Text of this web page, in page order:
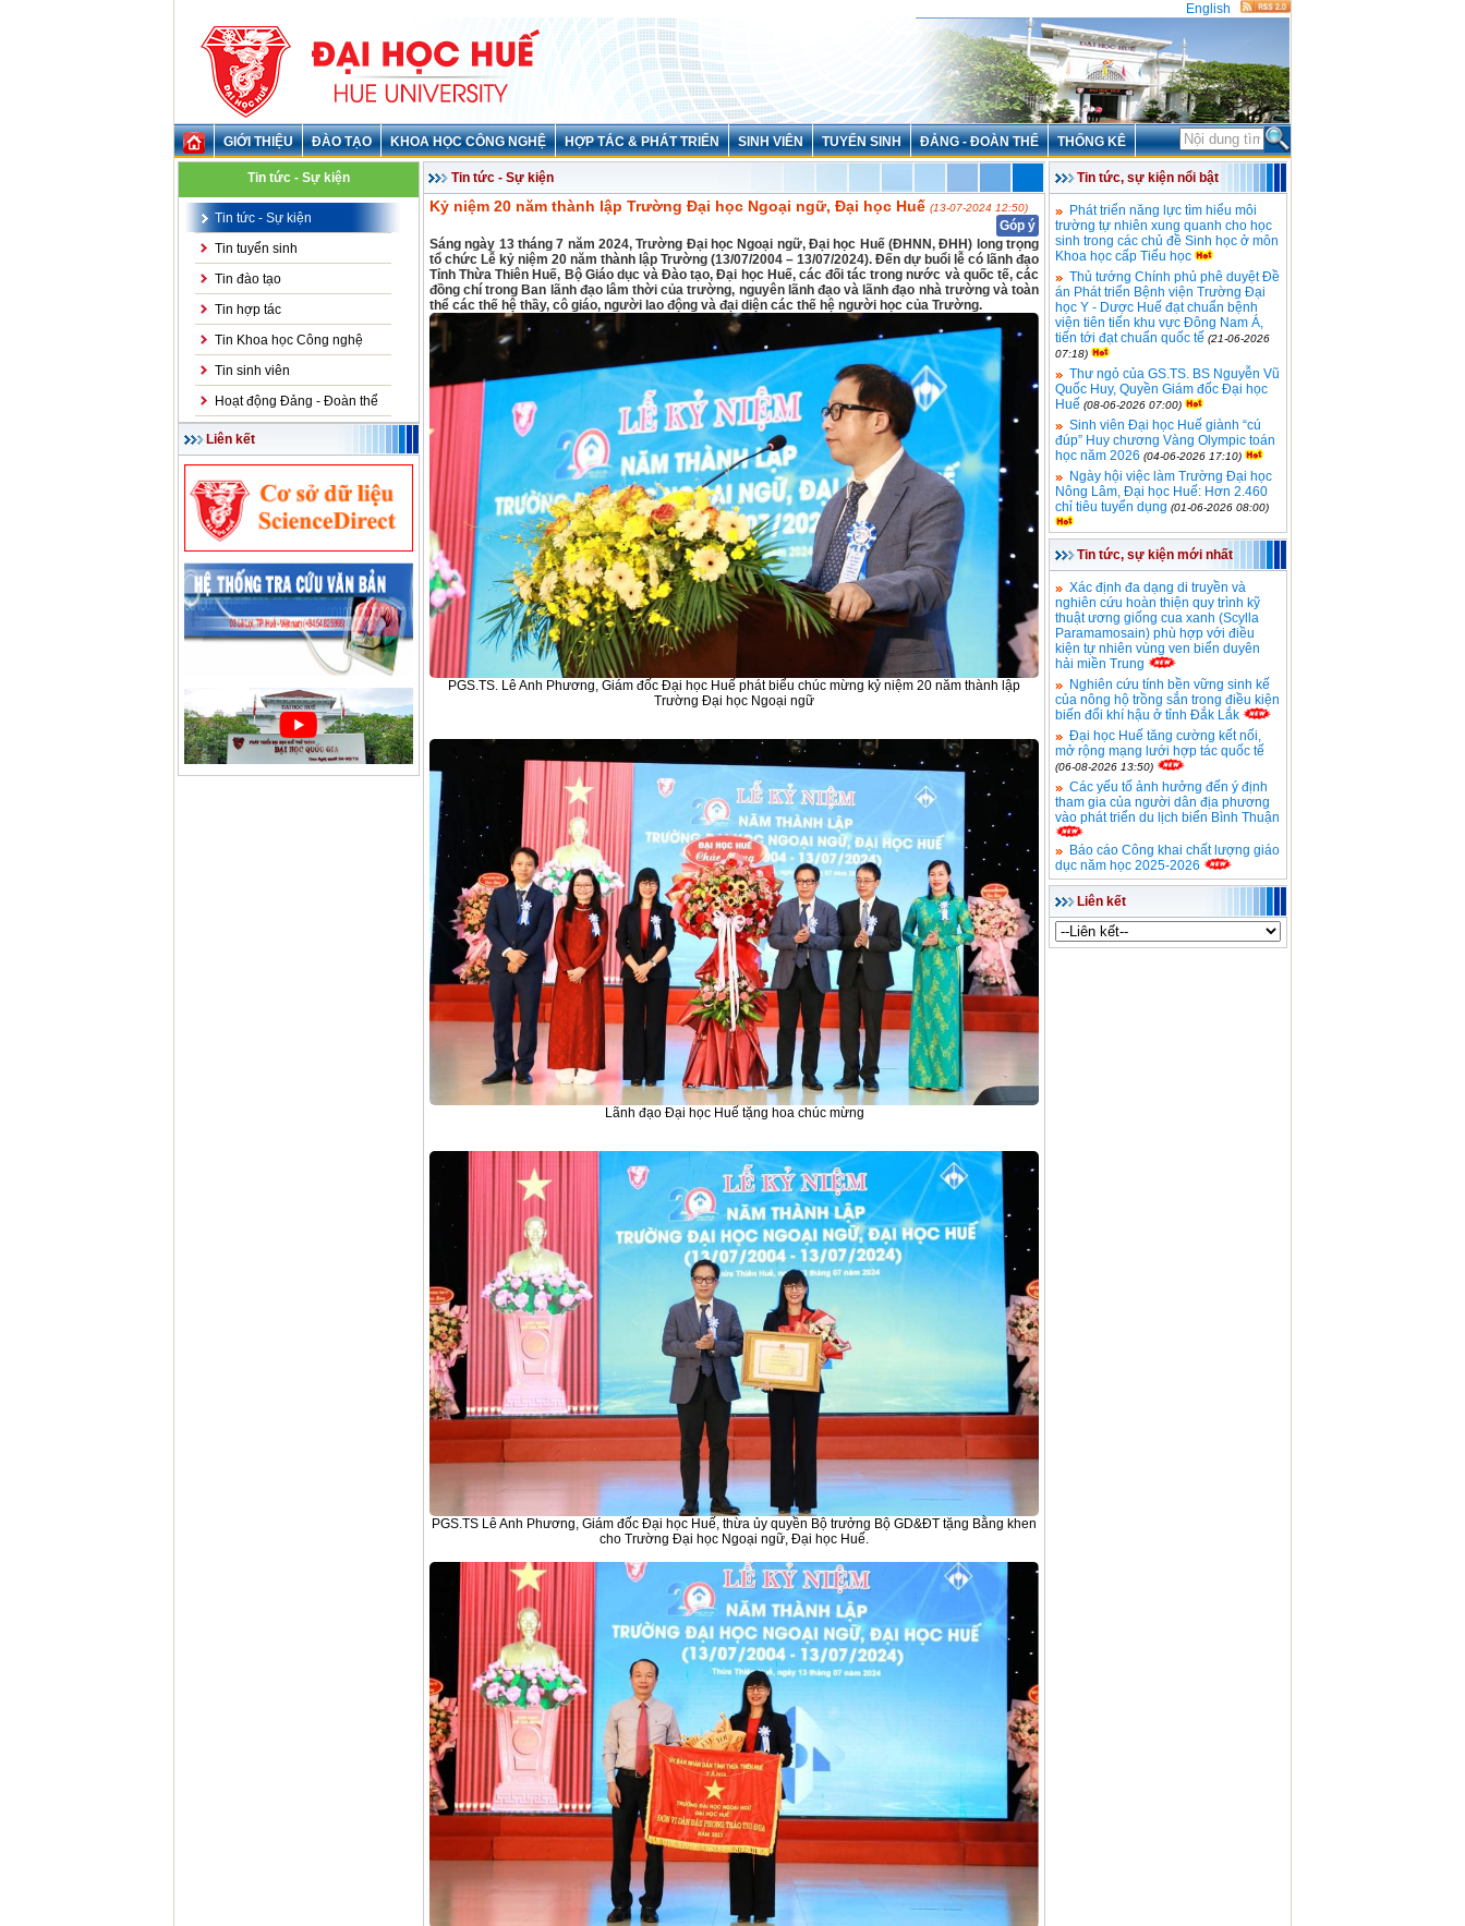
English
GIỚI THIỆU ĐÀO TẠO KHOA HỌC CÔNG NGHỆ HỢP TÁC & PHÁT TRIỂN SINH VIÊN TUYỂN SINH ĐẢNG - ĐOÀN THỂ THỐNG KÊ
Tin tức - Sự kiện
Tin tức - Sự kiện
Tin tuyển sinh
Tin đào tạo
Tin hợp tác
Tin Khoa học Công nghệ
Tin sinh viên
Hoạt động Đảng - Đoàn thể
Liên kết
Tin tức - Sự kiện
Kỷ niệm 20 năm thành lập Trường Đại học Ngoại ngữ, Đại học Huế (13-07-2024 12:50)
Góp ý
Sáng ngày 13 tháng 7 năm 2024, Trường Đại học Ngoại ngữ, Đại học Huế (ĐHNN, ĐHH) long trọng
tổ chức Lễ kỷ niệm 20 năm thành lập Trường (13/07/2004 – 13/07/2024). Đến dự buổi lễ có lãnh đạo
Tỉnh Thừa Thiên Huế, Bộ Giáo dục và Đào tạo, Đại học Huế, các đối tác trong nước và quốc tế, các
đồng chí trong Ban lãnh đạo lâm thời của trường, nguyên lãnh đạo và lãnh đạo nhà trường và toàn
thể các thế hệ thầy, cô giáo, người lao động và đại diện các thế hệ người học của Trường.
PGS.TS. Lê Anh Phương, Giám đốc Đại học Huế phát biểu chúc mừng kỷ niệm 20 năm thành lập
Trường Đại học Ngoại ngữ
Lãnh đạo Đại học Huế tặng hoa chúc mừng
PGS.TS Lê Anh Phương, Giám đốc Đại học Huế, thừa ủy quyền Bộ trưởng Bộ GD&ĐT tặng Bằng khen
cho Trường Đại học Ngoại ngữ, Đại học Huế.
Tin tức, sự kiện nổi bật
Phát triển năng lực tìm hiểu môi
trường tự nhiên xung quanh cho học
sinh trong các chủ đề Sinh học ở môn
Khoa học cấp Tiểu học
Thủ tướng Chính phủ phê duyệt Đề
án Phát triển Bệnh viện Trường Đại
học Y - Dược Huế đạt chuẩn bệnh
viện tiên tiến khu vực Đông Nam Á,
tiến tới đạt chuẩn quốc tế (21-06-2026
07:18)
Thư ngỏ của GS.TS. BS Nguyễn Vũ
Quốc Huy, Quyền Giám đốc Đại học
Huế (08-06-2026 07:00)
Sinh viên Đại học Huế giành “cú
đúp” Huy chương Vàng Olympic toán
học năm 2026 (04-06-2026 17:10)
Ngày hội việc làm Trường Đại học
Nông Lâm, Đại học Huế: Hơn 2.460
chỉ tiêu tuyển dụng (01-06-2026 08:00)
Tin tức, sự kiện mới nhất
Xác định đa dạng di truyền và
nghiên cứu hoàn thiện quy trình kỹ
thuật ương giống cua xanh (Scylla
Paramamosain) phù hợp với điều
kiện tự nhiên vùng ven biển duyên
hải miền Trung
Nghiên cứu tính bền vững sinh kế
của nông hộ trồng sắn trong điều kiện
biến đổi khí hậu ở tỉnh Đắk Lắk
Đại học Huế tăng cường kết nối,
mở rộng mạng lưới hợp tác quốc tế
(06-08-2026 13:50)
Các yếu tố ảnh hưởng đến ý định
tham gia của người dân địa phương
vào phát triển du lịch biển Bình Thuận
Báo cáo Công khai chất lượng giáo
dục năm học 2025-2026
Liên kết